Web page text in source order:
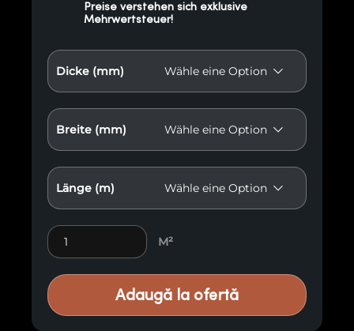
Preise verstehen sich exklusive
Mehrwertsteuer!
Dicke (mm)
Breite (mm)
Länge (m)
Premium-Holzverkleidungen M12 quantity
M²
Adaugă la ofertă